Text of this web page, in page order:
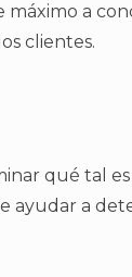
a
clientes.
qué tal
a